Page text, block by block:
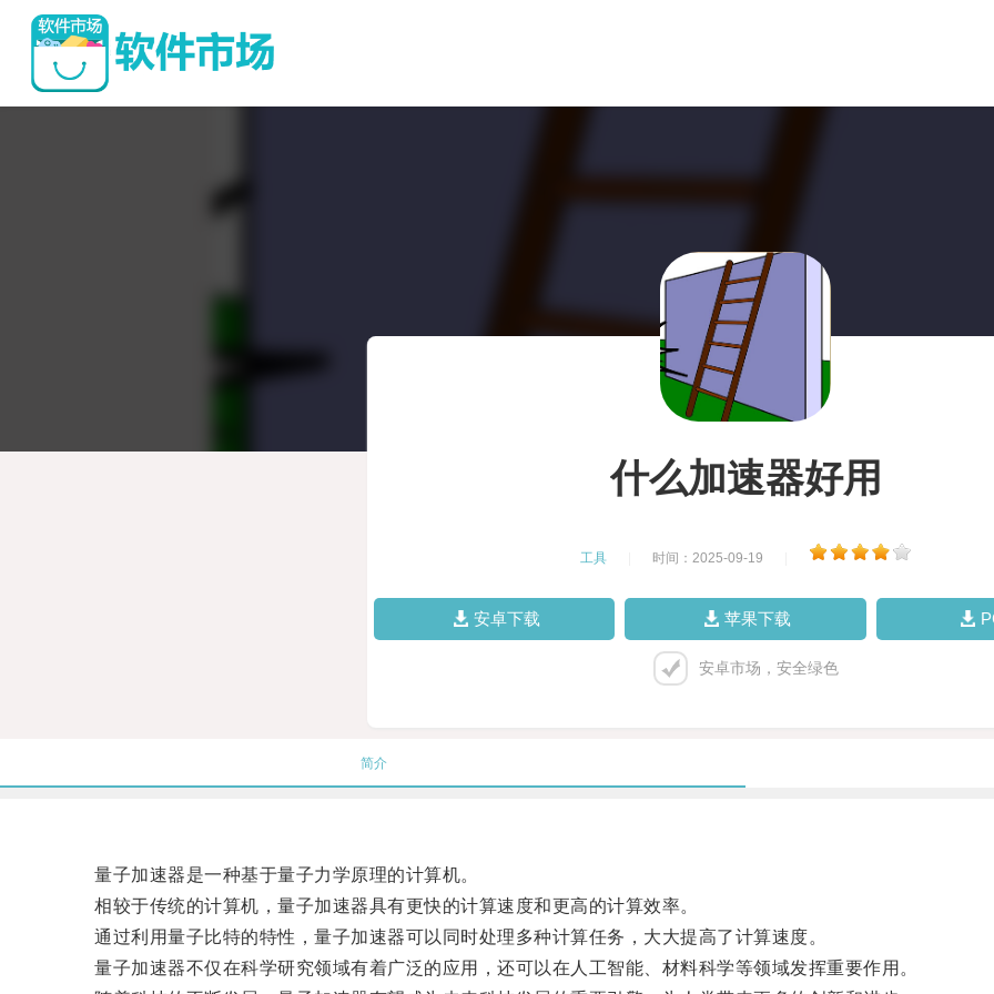
什么加速器好用
工具 时间：2025-09-19
安卓下载 苹果下载
安卓市场，安全绿色
简介
量子加速器是一种基于量子力学原理的计算机。
相较于传统的计算机，量子加速器具有更快的计算速度和更高的计算效率。
通过利用量子比特的特性，量子加速器可以同时处理多种计算任务，大大提高了计算速度。
量子加速器不仅在科学研究领域有着广泛的应用，还可以在人工智能、材料科学等领域发挥重要作用。